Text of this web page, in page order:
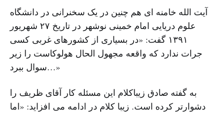
آیت الله خامنه اى هم چنین در یک سخنرانى در دانشگاه
علوم دریایى امام خمینى نوشهر در تاریخ ٢٧ شهریور
١٣٩١ گفت: «در بسیارى از کشورهاى غربى کسى
جرات ندارد که واقعه مجهول الحال هولوکاست را زیر
سوال ببرد…»
به گفته صادق زیباکلام این مسئله کار آقاى ظریف را
دشوارتر کرده است. زیبا کلام در ادامه مى افزاید: «اما